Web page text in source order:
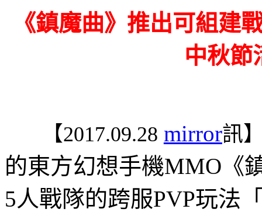
《鎮魔曲》推出可組建
中秋節
【2017.09.28 mirror訊
的東方幻想手機MMO 《
5人戰隊的跨服PVP玩法